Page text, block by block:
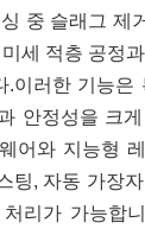
중 슬래그 제
세 적층 공정
.이러한 기능은
안정성을 크
어와 지능형
팅, 자동 가장
리가 가능합